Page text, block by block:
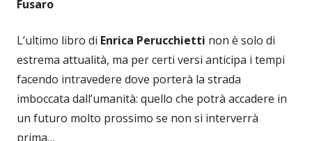
Fusaro
L’ultimo libro di Enrica Perucchietti non è solo di
estrema attualità, ma per certi versi anticipa i tempi
facendo intravedere dove porterà la strada
imboccata dall’umanità: quello che potrà accadere in
un futuro molto prossimo se non si interverrà
prima…